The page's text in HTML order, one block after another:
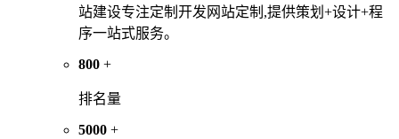
站建设专注定制开发网站定制,提供策划+设计+程
序一站式服务。
800 +
排名量
5000 +